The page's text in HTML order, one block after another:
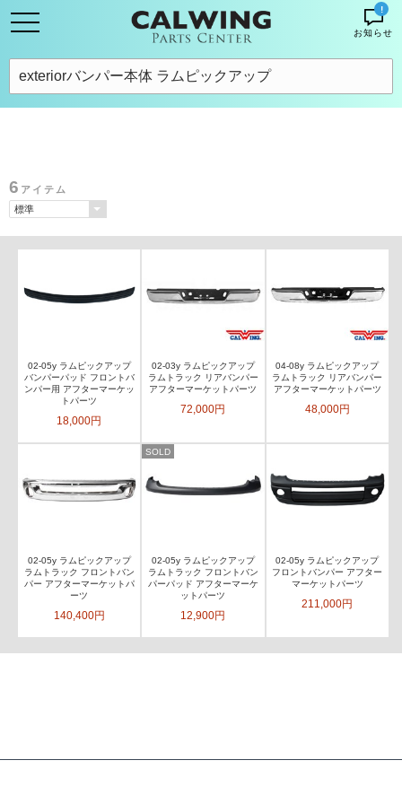
!
お知らせ
6 アイテム
02-05y ラムピックアップ
バンパーパッド フロントバ
ンパー用 アフターマーケッ
トパーツ
18,000円
02-03y ラムピックアップ
ラムトラック リアバンパー
アフターマーケットパーツ
72,000円
04-08y ラムピックアップ
ラムトラック リアバンパー
アフターマーケットパーツ
48,000円
02-05y ラムピックアップ
ラムトラック フロントバン
パー アフターマーケットパ
ーツ
140,400円
SOLD
02-05y ラムピックアップ
ラムトラック フロントバン
パーパッド アフターマーケ
ットパーツ
12,900円
02-05y ラムピックアップ
フロントバンパー アフター
マーケットパーツ
211,000円